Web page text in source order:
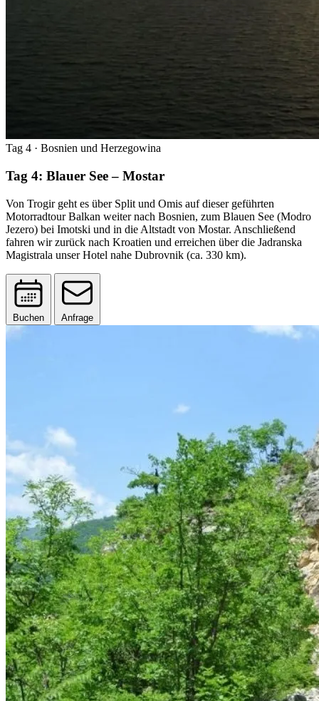
Tag 4 · Bosnien und Herzegowina
Tag 4: Blauer See – Mostar
Von Trogir geht es über Split und Omis auf dieser geführten
Motorradtour Balkan weiter nach Bosnien, zum Blauen See (Modro
Jezero) bei Imotski und in die Altstadt von Mostar. Anschließend
fahren wir zurück nach Kroatien und erreichen über die Jadranska
Magistrala unser Hotel nahe Dubrovnik (ca. 330 km).
Buchen Anfrage